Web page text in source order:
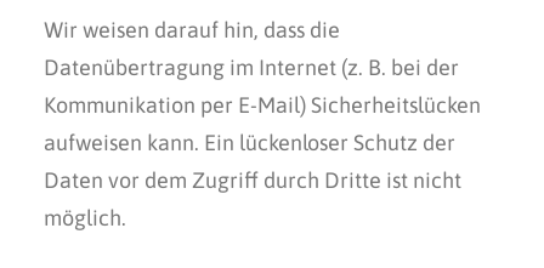
Wir weisen darauf hin, dass die
Datenübertragung im Internet (z. B. bei der
Kommunikation per E-Mail) Sicherheitslücken
aufweisen kann. Ein lückenloser Schutz der
Daten vor dem Zugriff durch Dritte ist nicht
möglich.